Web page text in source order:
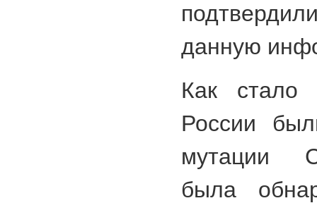
данную
Как стало
России
мутации
была